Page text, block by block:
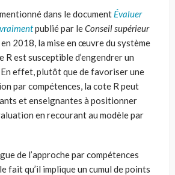
dans le document Évaluer
publié par leConseil supérieur
en 2018, la mise en œuvre du système
R est susceptible d’engendrer un
effet, plutôt que de favoriser une
par compétences, la cote R peut
et enseignantes à positionner
en recourant au modèle par
de l’approche par compétences
fait qu’il implique un cumul de points